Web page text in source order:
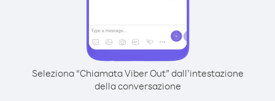
Seleziona “Chiamata Viber Out” dall’intestazione
della conversazione